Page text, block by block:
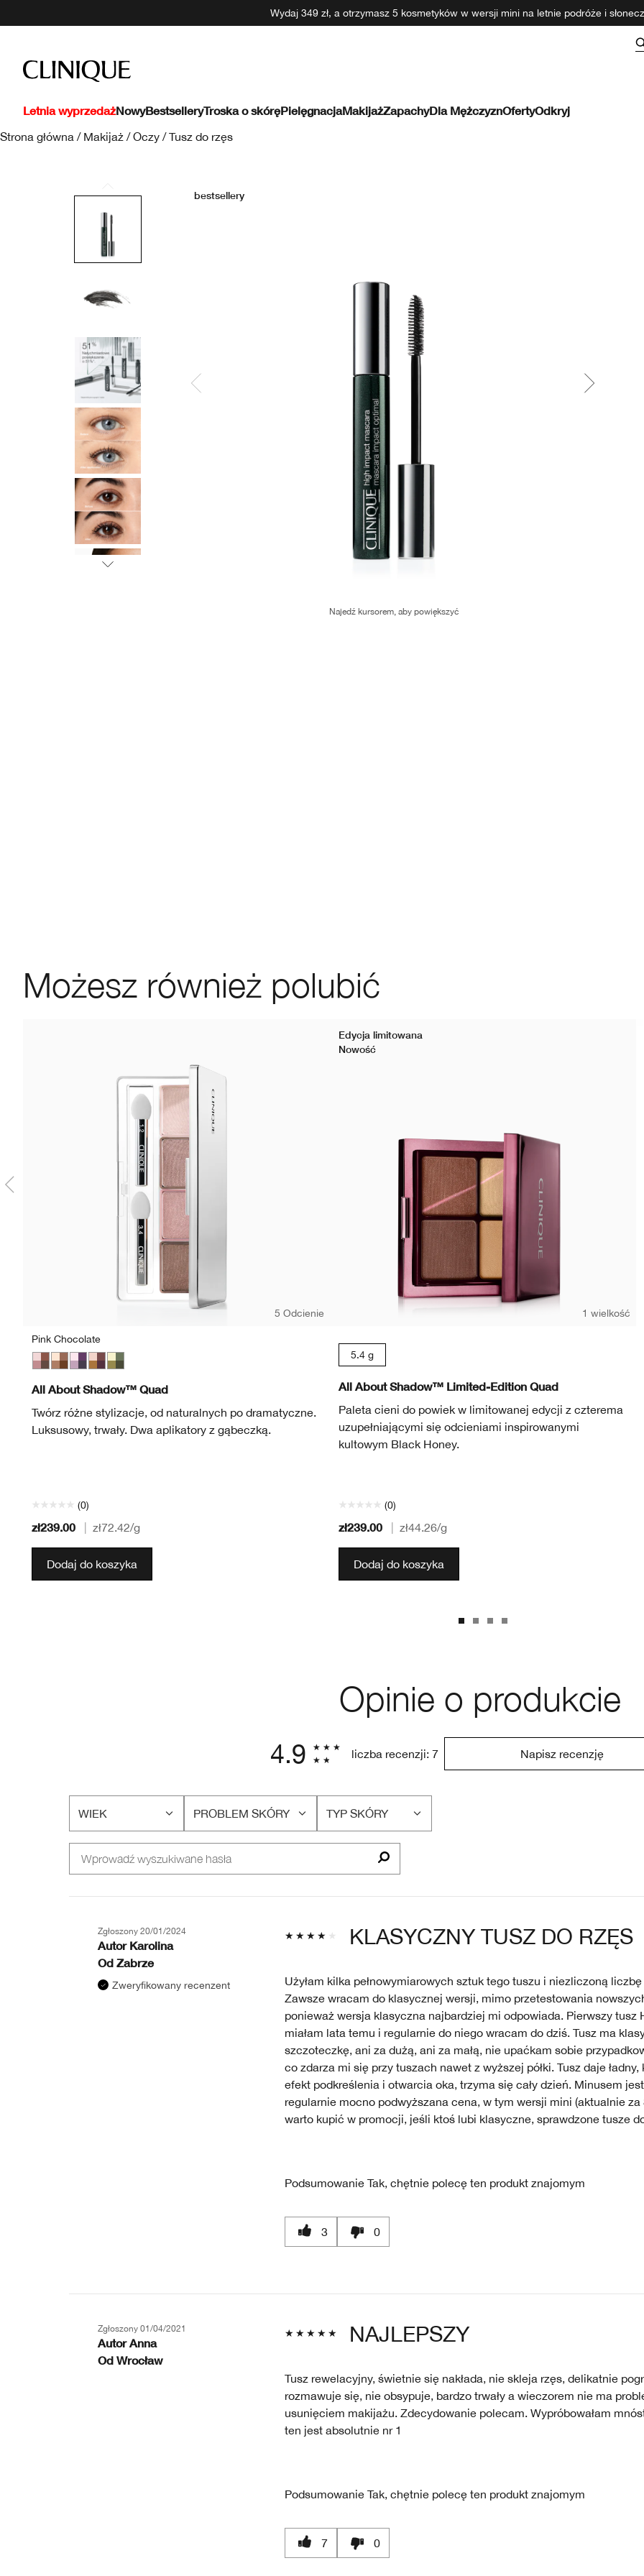
Wydaj 349 zł, a otrzymasz 5 kosmetyków w wersji mini na letnie podróże i
Letnia wyprzedażNowyBestselleryTroska o skóręPielęgnacjaMakijażZapachyDla MężczyznOfertyOdkryj
Strona główna / Makijaż / Oczy / Tusz do rzęs
bestsellery
Najedź kursorem, aby powiększyć
Możesz również polubić
5 Odcienie
Pink Chocolate
All About Shadow™ Quad
Twórz różne stylizacje, od naturalnych po dramatyczne.
Luksusowy, trwały. Dwa aplikatory z gąbeczką.
(0)
zł239.00 zł72.42/g
Dodaj do koszyka
Edycja limitowana
Nowość
1 wielkość
5.4 g
All About Shadow™ Limited-Edition Quad
Paleta cieni do powiek w limitowanej edycji z czterema
uzupełniającymi się odcieniami inspirowanymi
kultowym Black Honey.
(0)
zł239.00 zł44.26/g
Dodaj do koszyka
Opinie o produkcie
4.9 liczba recenzji: 7 Napisz recenzję
WIEK
FILTRUJ
WIEK
PROBLEM SKÓRY
FILTRUJ
PROBLEM
TYP SKÓRY
FILTRUJ
KLASYCZNY TUSZ DO RZĘS
Zgłoszony 20/01/2024
Autor Karolina
Od Zabrze
Zweryfikowany recenzent
Użyłam kilka pełnowymiarowych sztuk tego tuszu i niezliczoną
Zawsze wracam do klasycznej wersji, mimo przetestowania
ponieważ wersja klasyczna najbardziej mi odpowiada. Pierwszy tusz
miałam lata temu i regularnie do niego wracam do dziś. Tusz ma
szczoteczkę, ani za dużą, ani za małą, nie upaćkam sobie
co zdarza mi się przy tuszach nawet z wyższej półki. Tusz daje ładny,
efekt podkreślenia i otwarcia oka, trzyma się cały dzień. Minusem
regularnie mocno podwyższana cena, w tym wersji mini (aktualnie za
warto kupić w promocji, jeśli ktoś lubi klasyczne, sprawdzone tusze
Podsumowanie Tak, chętnie polecę ten produkt znajomym
3 0
NAJLEPSZY
Zgłoszony 01/04/2021
Autor Anna
Od Wrocław
Tusz rewelacyjny, świetnie się nakłada, nie skleja rzęs, delikatnie
rozmawuje się, nie obsypuje, bardzo trwały a wieczorem nie ma
usunięciem makijażu. Zdecydowanie polecam. Wypróbowałam
ten jest absolutnie nr 1
Podsumowanie Tak, chętnie polecę ten produkt znajomym
7 0